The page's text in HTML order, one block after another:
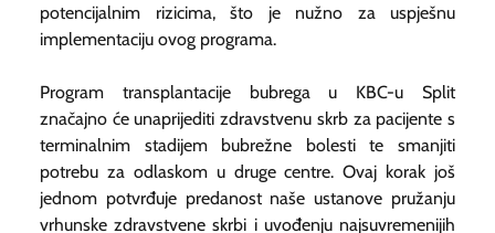
potencijalnim rizicima, što je nužno za uspješnu
implementaciju ovog programa.
Program transplantacije bubrega u KBC-u Split
značajno će unaprijediti zdravstvenu skrb za pacijente s
terminalnim stadijem bubrežne bolesti te smanjiti
potrebu za odlaskom u druge centre. Ovaj korak još
jednom potvrđuje predanost naše ustanove pružanju
vrhunske zdravstvene skrbi i uvođenju najsuvremenijih